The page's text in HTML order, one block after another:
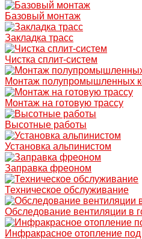
Базовый монтаж
Закладка трасс
Чистка сплит-систем
Монтаж полупромышленных
Монтаж на готовую трассу
Высотные работы
Установка альпинистом
Заправка фреоном
Техническое обслуживание
Обследование вентиляции в
Инфракрасное отопление